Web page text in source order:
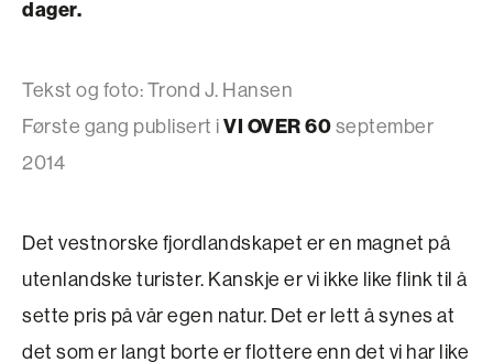
dager.
Tekst og foto: Trond J. Hansen
Første gang publisert iVI OVER 60september
2014
Det vestnorske fjordlandskapet er en magnet på
utenlandske turister. Kanskje er vi ikke like flink til å
sette pris på vår egen natur. Det er lett å synes at
det som er langt borte er flottere enn det vi har like